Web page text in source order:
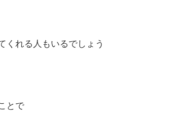
くれる人もいるでしょう
とで